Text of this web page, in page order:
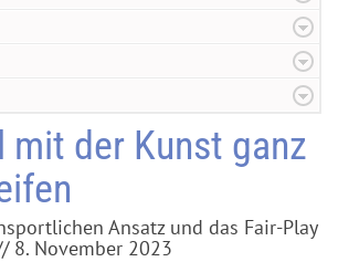
mit der Kunst ganz
Ansatz und das Fair-Play
8. November 2023